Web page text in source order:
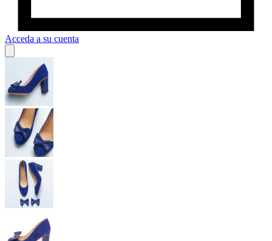
Acceda a su cuenta